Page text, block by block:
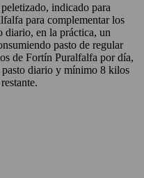
indicado para
para complementar los
diario, en la práctica, un
pasto de regular
de Fortín Puralfalfa por día,
diario y mínimo 8 kilos